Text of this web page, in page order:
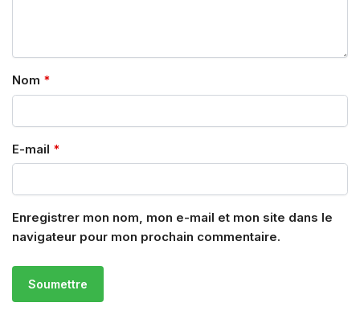
Nom *
E-mail *
Enregistrer mon nom, mon e-mail et mon site dans le
navigateur pour mon prochain commentaire.